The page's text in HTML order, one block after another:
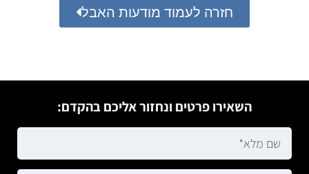
חזרה לעמוד מודעות האבל
השאירו פרטים ונחזור אליכם בהקדם: